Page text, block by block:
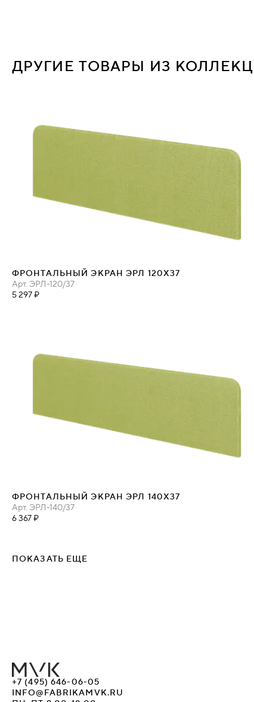
ДРУГИЕ ТОВАРЫ ИЗ
ФРОНТАЛЬНЫЙ ЭКРАН ЭРЛ 120Х37
Арт. ЭРЛ-120/37
5 297 ₽
ФРОНТАЛЬНЫЙ ЭКРАН ЭРЛ 140Х37
Арт. ЭРЛ-140/37
6 367 ₽
ПОКАЗАТЬ ЕЩЕ
+7 (495) 646-06-05
INFO@FABRIKAMVK.RU